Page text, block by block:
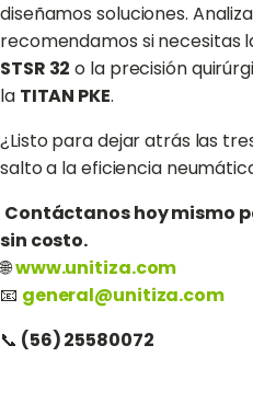
diseñamos soluciones.
recomendamos si necesitas
STSR 32 o la precisión
la TITAN PKE.
¿Listo para dejar atrás las
salto a la eficiencia
Contáctanos hoy mismo
sin costo.
🌐www.unitiza.com
📧 general@unitiza.com
📞 (56) 25580072